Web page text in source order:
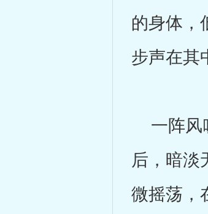
的身体，
步声在其
一阵风
后，暗淡
微摇荡，